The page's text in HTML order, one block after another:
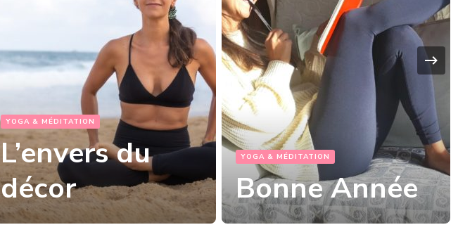
YOGA & MÉDITATION
Bonne Année
YOGA & MÉDITATION
Voyage
Voyage